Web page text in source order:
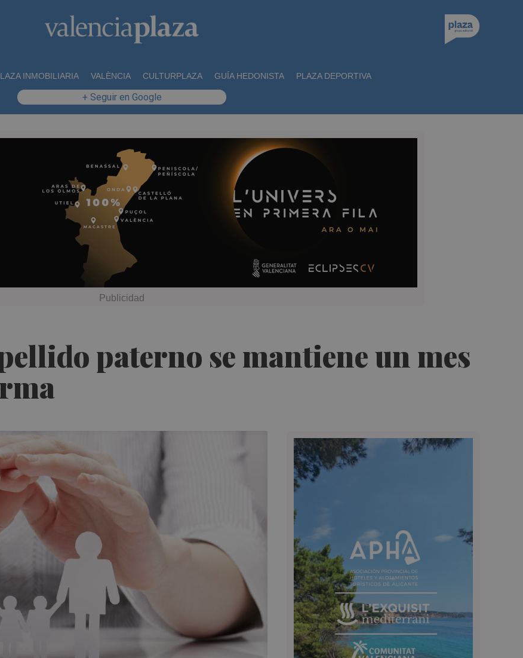
INMOBILIARIA VALÈNCIA CULTURPLAZA GUÍA HEDONISTA PLAZA DEPORTIVA
+ Seguir en Google
paterno se mantiene un mes